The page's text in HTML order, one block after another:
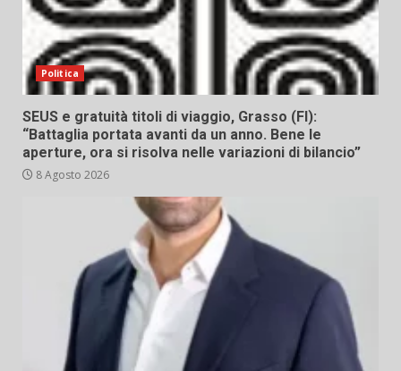
Politica
SEUS e gratuità titoli di viaggio, Grasso (FI):
“Battaglia portata avanti da un anno. Bene le
aperture, ora si risolva nelle variazioni di bilancio”
8 Agosto 2026